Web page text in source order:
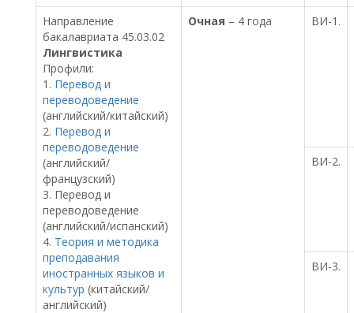
Направление
бакалавриата 45.03.02
Лингвистика
Профили:
1. Перевод и
переводоведение
(английский/китайский)
2. Перевод и
переводоведение
(английский/
французский)
3. Перевод и
переводоведение
(английский/испанский)
4. Теория и методика
преподавания
иностранных языков и
культур (китайский/
английский)
Очная – 4 года ВИ-1.
ВИ-2.
ВИ-3.